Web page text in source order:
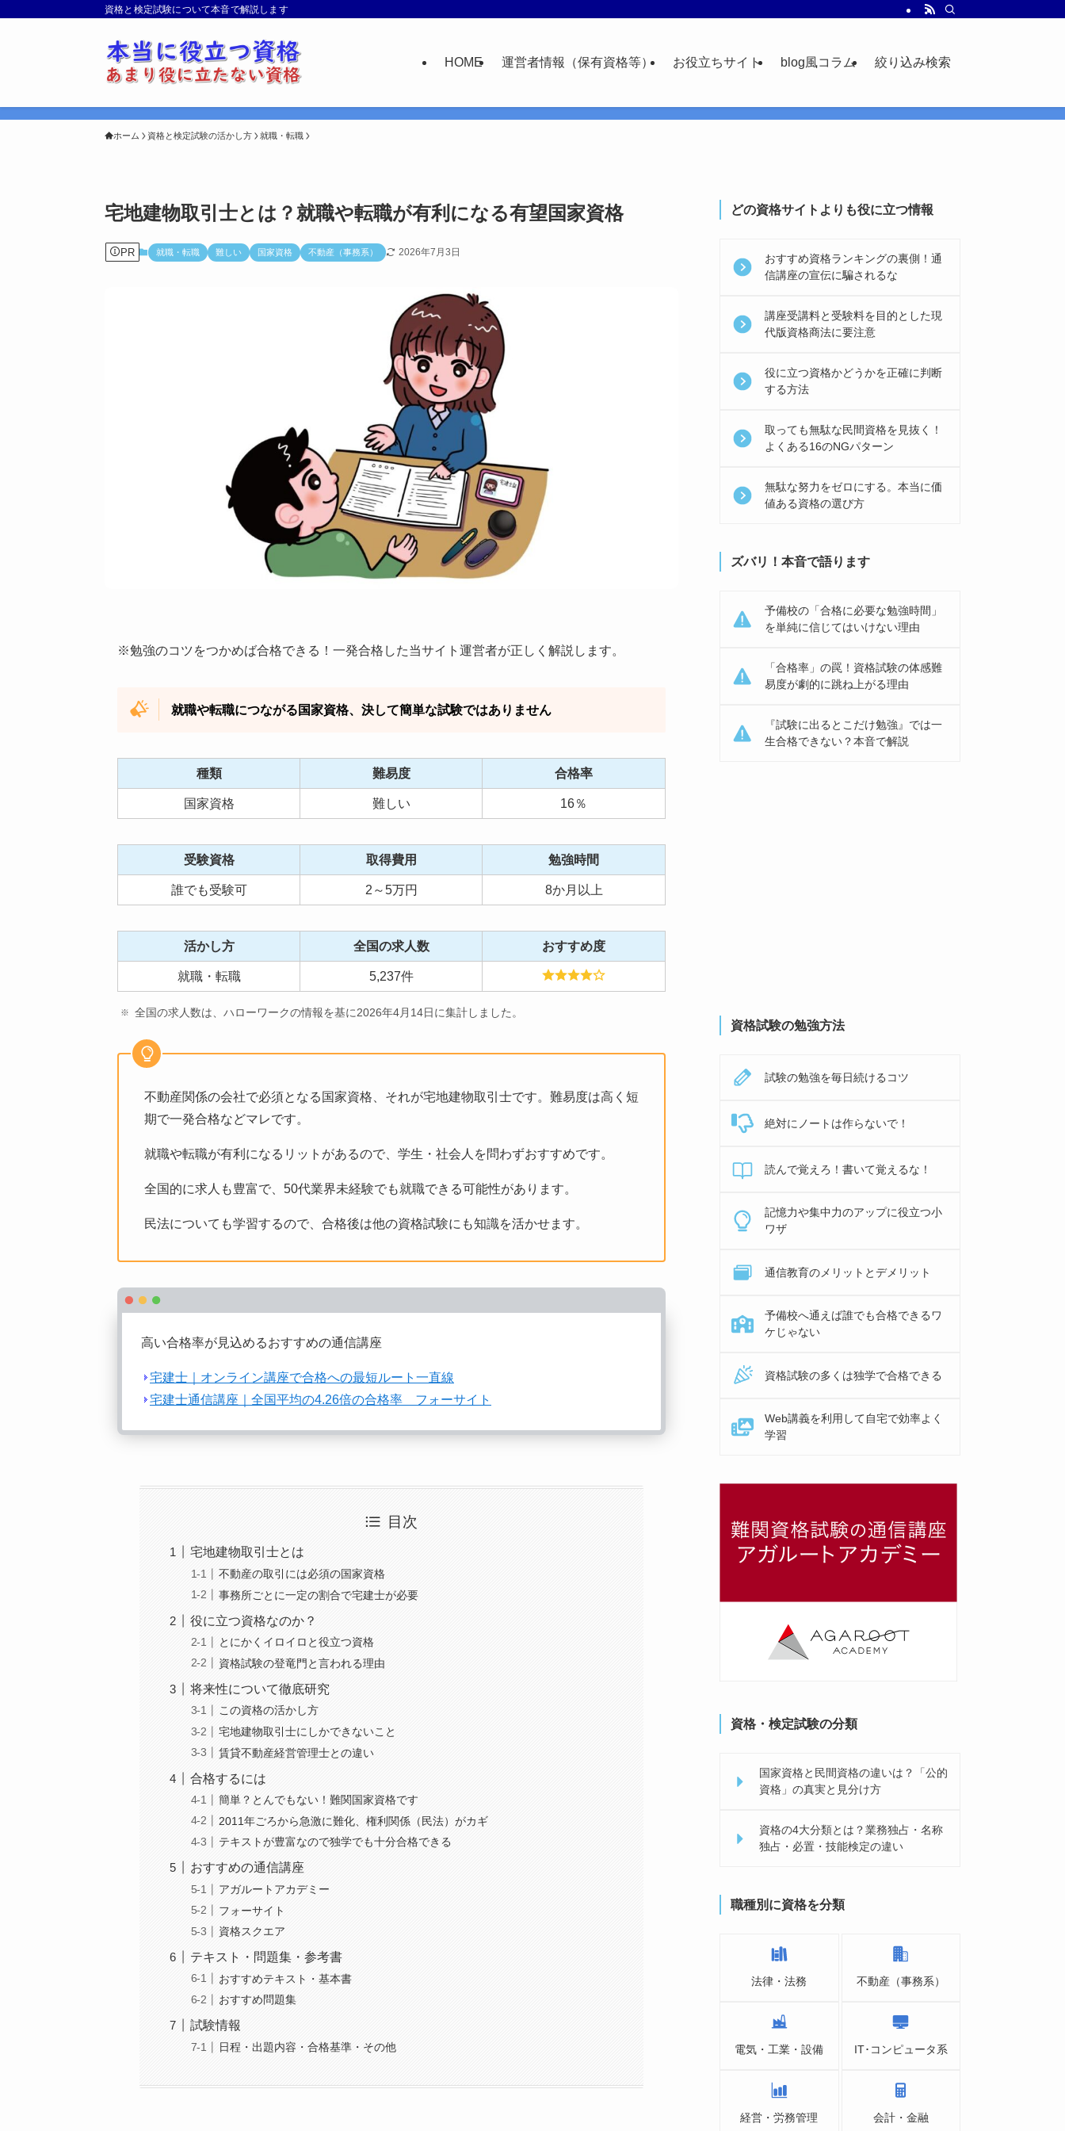
資格と検定試験について本音で解説します
HOME 運営者情報（保有資格等） お役立ちサイト blog風コラム 絞り込み検索
ホーム 資格と検定試験の活かし方 就職・転職
宅地建物取引士とは？就職や転職が有利になる有望国家資格
PR 就職・転職 難しい 国家資格 不動産（事務系） 2026年7月3日
※勉強のコツをつかめば合格できる！一発合格した当サイト運営者が正しく解説します。
就職や転職につながる国家資格、決して簡単な試験ではありません
種類 難易度 合格率
国家資格 難しい 16％
受験資格 取得費用 勉強時間
誰でも受験可 2～5万円 8か月以上
活かし方 全国の求人数 おすすめ度
就職・転職 5,237件
全国の求人数は、ハローワークの情報を基に2026年4月14日に集計しました。
不動産関係の会社で必須となる国家資格、それが宅地建物取引士です。難易度は高く短
期で一発合格などマレです。
就職や転職が有利になるリットがあるので、学生・社会人を問わずおすすめです。
全国的に求人も豊富で、50代業界未経験でも就職できる可能性があります。
民法についても学習するので、合格後は他の資格試験にも知識を活かせます。
高い合格率が見込めるおすすめの通信講座
宅建士｜オンライン講座で合格への最短ルート一直線
宅建士通信講座｜全国平均の4.26倍の合格率 フォーサイト
目次
宅地建物取引士とは
不動産の取引には必須の国家資格
事務所ごとに一定の割合で宅建士が必要
役に立つ資格なのか？
とにかくイロイロと役立つ資格
資格試験の登竜門と言われる理由
将来性について徹底研究
この資格の活かし方
宅地建物取引士にしかできないこと
賃貸不動産経営管理士との違い
合格するには
簡単？とんでもない！難関国家資格です
2011年ごろから急激に難化、権利関係（民法）がカギ
テキストが豊富なので独学でも十分合格できる
おすすめの通信講座
アガルートアカデミー
フォーサイト
資格スクエア
テキスト・問題集・参考書
おすすめテキスト・基本書
おすすめ問題集
試験情報
日程・出題内容・合格基準・その他
どの資格サイトよりも役に立つ情報
おすすめ資格ランキングの裏側！通
信講座の宣伝に騙されるな
講座受講料と受験料を目的とした現
代版資格商法に要注意
役に立つ資格かどうかを正確に判断
する方法
取っても無駄な民間資格を見抜く！
よくある16のNGパターン
無駄な努力をゼロにする。本当に価
値ある資格の選び方
ズバリ！本音で語ります
予備校の「合格に必要な勉強時間」
を単純に信じてはいけない理由
「合格率」の罠！資格試験の体感難
易度が劇的に跳ね上がる理由
『試験に出るとこだけ勉強』では一
生合格できない？本音で解説
資格試験の勉強方法
試験の勉強を毎日続けるコツ
絶対にノートは作らないで！
読んで覚えろ！書いて覚えるな！
記憶力や集中力のアップに役立つ小
ワザ
通信教育のメリットとデメリット
予備校へ通えば誰でも合格できるワ
ケじゃない
資格試験の多くは独学で合格できる
Web講義を利用して自宅で効率よく
学習
資格・検定試験の分類
国家資格と民間資格の違いは？「公的
資格」の真実と見分け方
資格の4大分類とは？業務独占・名称
独占・必置・技能検定の違い
職種別に資格を分類
法律・法務 不動産（事務系）
電気・工業・設備 IT･コンピュータ系
経営・労務管理 会計・金融